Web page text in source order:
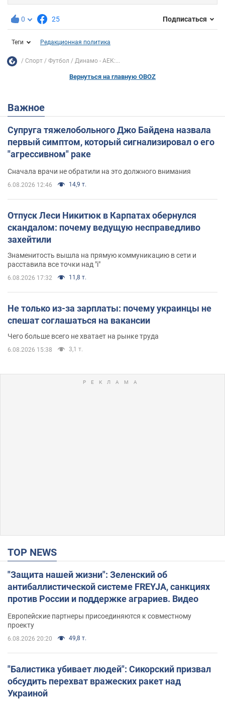
0 25 Подписаться
Теги Редакционная политика
Спорт Футбол Динамо - АЕК:...
Вернуться на главную OBOZ
Важное
Супруга тяжелобольного Джо Байдена назвала
первый симптом, который сигнализировал о его
"агрессивном" раке
Сначала врачи не обратили на это должного внимания
6.08.2026 12:46 14,9 т.
Отпуск Леси Никитюк в Карпатах обернулся
скандалом: почему ведущую несправедливо
захейтили
Знаменитость вышла на прямую коммуникацию в сети и
расставила все точки над "i"
6.08.2026 17:32 11,8 т.
Не только из-за зарплаты: почему украинцы не
спешат соглашаться на вакансии
Чего больше всего не хватает на рынке труда
6.08.2026 15:38 3,1 т.
TOP NEWS
"Защита нашей жизни": Зеленский об
антибаллистической системе FREYJA, санкциях
против России и поддержке аграриев. Видео
Европейские партнеры присоединяются к совместному
проекту
6.08.2026 20:20 49,8 т.
"Балистика убивает людей": Сикорский призвал
обсудить перехват вражеских ракет над
Украиной